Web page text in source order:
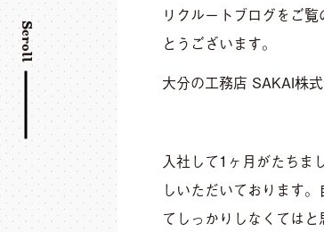
リクルートブログをご
とうございます。
大分の工務店 SAKAI株
入社して1ヶ月がたちま
しいただいております
てしっかりしなくてはと
Scroll